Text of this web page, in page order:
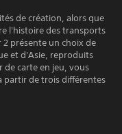
de création, alors que
l'histoire des transports
présente un choix de
et d'Asie, reproduits
de carte en jeu, vous
partir de trois différentes